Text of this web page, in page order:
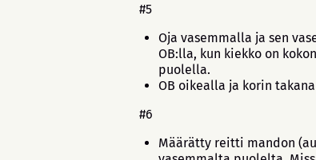
#5
Oja vasemmalla ja sen
OB:lla, kun kiekko on
puolella.
OB oikealla ja korin
#6
Määrätty reitti mandon